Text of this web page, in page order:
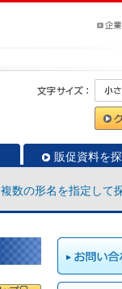
販促資料を
複数の形名を指定して